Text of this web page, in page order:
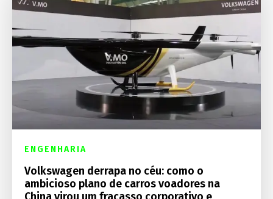
ENGENHARIA
Volkswagen derrapa no céu: como o
ambicioso plano de carros voadores na
China virou um fracasso corporativo e